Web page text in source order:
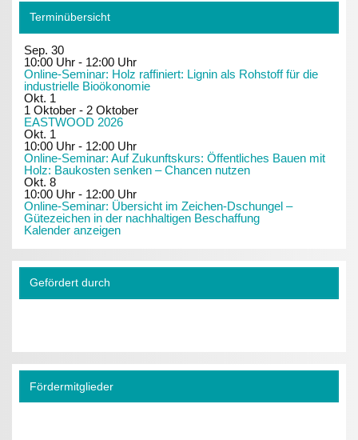
Terminübersicht
Sep.30
10:00 Uhr - 12:00 Uhr
Online-Seminar: Holz raffiniert: Lignin als Rohstoff für die
industrielle Bioökonomie
Okt. 1
1 Oktober - 2 Oktober
EASTWOOD 2026
Okt. 1
10:00 Uhr - 12:00 Uhr
Online-Seminar: Auf Zukunftskurs: Öffentliches Bauen mit
Holz: Baukosten senken – Chancen nutzen
Okt.8
10:00 Uhr - 12:00 Uhr
Online-Seminar: Übersicht im Zeichen-Dschungel –
Gütezeichen in der nachhaltigen Beschaffung
Kalender anzeigen
Gefördert durch
Fördermitglieder